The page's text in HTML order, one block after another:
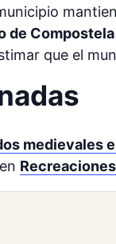
de Compostela
que el
medievales